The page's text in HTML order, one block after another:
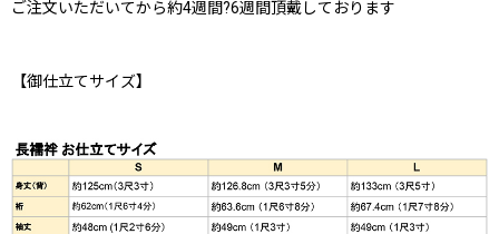
ご注文いただいてから約4週間?6週間頂戴しております
【御仕立てサイズ】